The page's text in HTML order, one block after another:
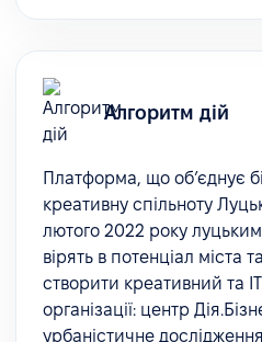
Алгоритм дій
Платформа, що об’єднує
креативну спільноту
лютого 2022 року
вірять в потенціал міста
створити креативний та
організації: центр
урбаністичне